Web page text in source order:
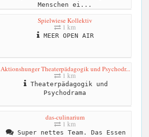
Menschen ei...
Spielwiese Kollektiv
1 km
MEER OPEN AIR
Aktionshunger Theaterpädagogik und Psychodr...
1 km
Theaterpädagogik und
Psychodrama
das-culinarium
1 km
Super nettes Team. Das Essen